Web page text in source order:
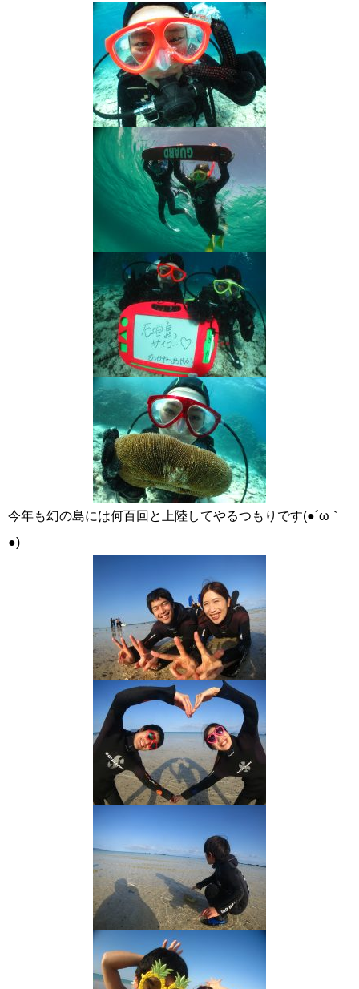
今年も幻の島には何百回と上陸してやるつもりです(●´ω｀
●)